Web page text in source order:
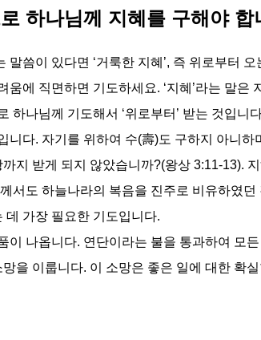
하나님께 지혜를 구해야 합
말씀이 있다면 ‘거룩한 지혜’, 즉 위로부터
에 직면하면 기도하세요. ‘지혜’라는 말은
하나님께 기도해서 ‘위로부터’ 받는 것입니
니다. 자기를 위하여 수(壽)도 구하지 아니
지 받게 되지 않았습니까?(왕상 3:11-13).
서도 하늘나라의 복음을 진주로 비유하였
데 가장 필요한 기도입니다.
이 나옵니다. 연단이라는 불을 통과하여 모
을 이룹니다. 이 소망은 좋은 일에 대한 확